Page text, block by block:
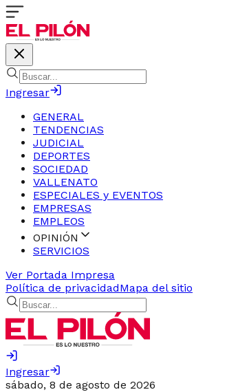
Ingresar
GENERAL
TENDENCIAS
JUDICIAL
DEPORTES
SOCIEDAD
VALLENATO
ESPECIALES y EVENTOS
EMPRESAS
EMPLEOS
OPINIÓN
SERVICIOS
Ver Portada Impresa
Política de privacidadMapa del sitio
Ingresar
sábado, 8 de agosto de 2026